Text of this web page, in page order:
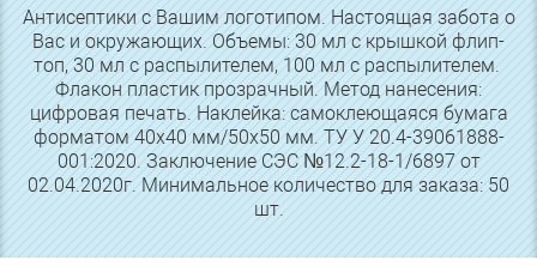
Антисептики с Вашим логотипом. Настоящая забота о
Вас и окружающих. Объемы: 30 мл с крышкой флип-
топ, 30 мл с распылителем, 100 мл с распылителем.
Флакон пластик прозрачный. Метод нанесения:
цифровая печать. Наклейка: самоклеющаяся бумага
форматом 40х40 мм/50х50 мм. ТУ У 20.4-39061888-
001:2020. Заключение СЭС №12.2-18-1/6897 от
02.04.2020г. Минимальное количество для заказа: 50
шт.